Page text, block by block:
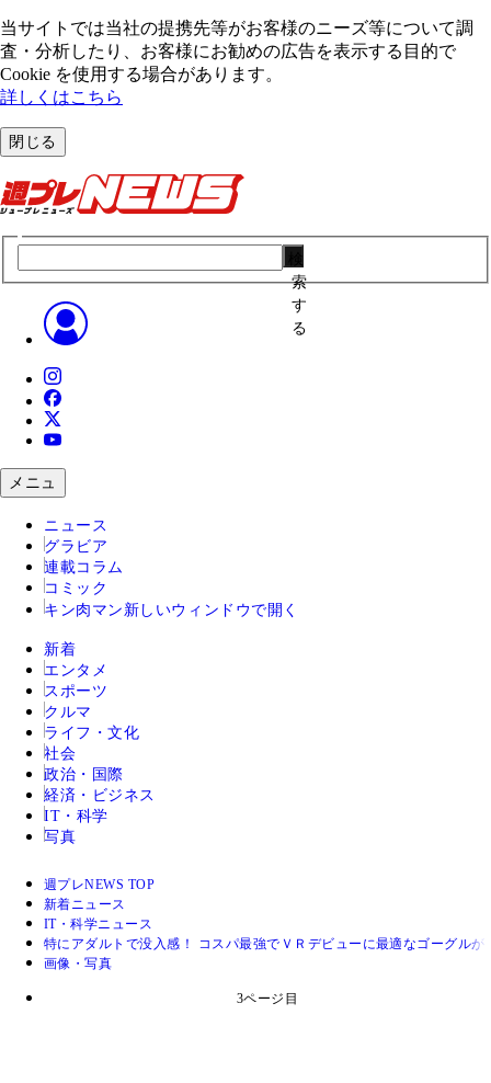
当サイトでは当社の提携先等がお客様のニーズ等について調
査・分析したり、お客様にお勧めの広告を表⽰する⽬的で
Cookie を使⽤する場合があります。
詳しくはこちら
閉じる
索
す
る
メニュ
ニュース
グラビア
連載コラム
コミック
キン肉マン 新しいウィンドウで開く
新着
エンタメ
スポーツ
クルマ
ライフ・文化
社会
政治・国際
経済・ビジネス
IT・科学
写真
週プレNEWS TOP
新着ニュース
IT・科学ニュース
特にアダルトで没入感！ コスパ最強でＶＲデビューに最適なゴーグルが
画像・写真
3ページ目